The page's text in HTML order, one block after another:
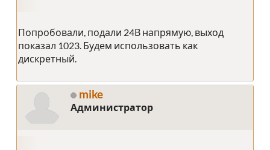
Попробовали, подали 24В напрямую, выход
показал 1023. Будем использовать как
дискретный.
mike
Администратор